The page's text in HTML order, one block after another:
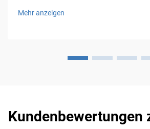
Mehr anzeigen
Kundenbewertungen